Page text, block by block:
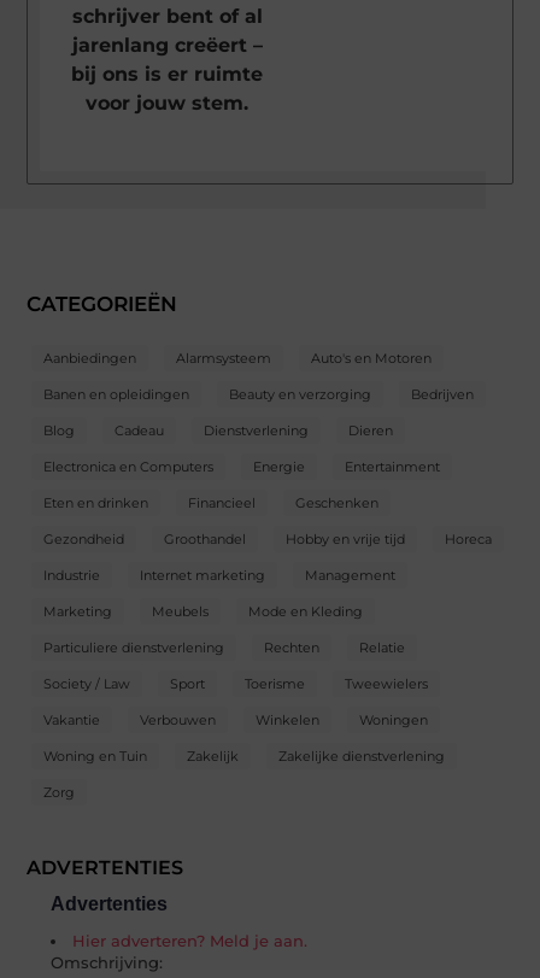
schrijver bent of al
jarenlang creëert –
bij ons is er ruimte
voor jouw stem.
CATEGORIEËN
Aanbiedingen Alarmsysteem Auto's en Motoren
Banen en opleidingen Beauty en verzorging Bedrijven
Blog Cadeau Dienstverlening Dieren
Electronica en Computers Energie Entertainment
Eten en drinken Financieel Geschenken
Gezondheid Groothandel Hobby en vrije tijd Horeca
Industrie Internet marketing Management
Marketing Meubels Mode en Kleding
Particuliere dienstverlening Rechten Relatie
Society / Law Sport Toerisme Tweewielers
Vakantie Verbouwen Winkelen Woningen
Woning en Tuin Zakelijk Zakelijke dienstverlening
Zorg
ADVERTENTIES
Advertenties
Hier adverteren? Meld je aan.
Omschrijving: